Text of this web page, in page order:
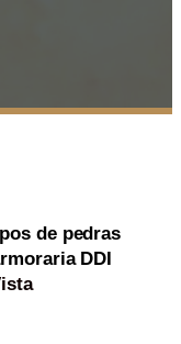
de pedras
DDI